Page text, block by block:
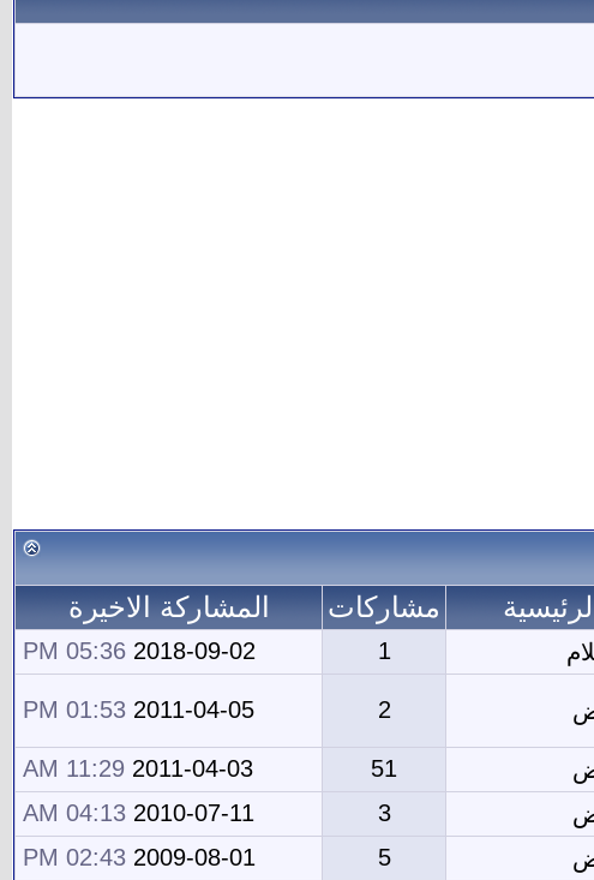
مشاركات المشاركة الاخيرة
1
2018-09-02
05:36 PM
2
2011-04-05
01:53 PM
51
2011-04-03
11:29 AM
3
2010-07-11
04:13 AM
5
2009-08-01
02:43 PM